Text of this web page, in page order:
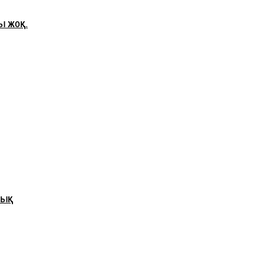
жоқ.